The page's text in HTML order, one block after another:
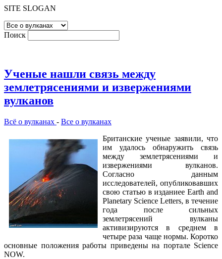
SITE SLOGAN
Поиск
Ученые нашли связь между
землетрясениями и извержениями
вулканов
Всё о вулканах - Все о вулканах
Британские ученые заявили, что
им удалось обнаружить связь
между землетрясениями и
извержениями вулканов.
Согласно данным
исследователей, опубликовавших
свою статью в изданиее Earth and
Planetary Science Letters, в течение
года после сильных
землетрясений вулканы
активизируются в среднем в
четыре раза чаще нормы. Коротко
основные положения работы приведены на портале Science
NOW.